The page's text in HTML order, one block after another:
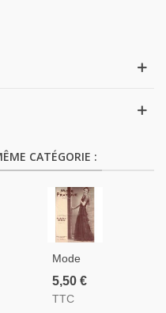
CATÉGORIE :
Mode
Pratique
Et
5,50 €
TTC